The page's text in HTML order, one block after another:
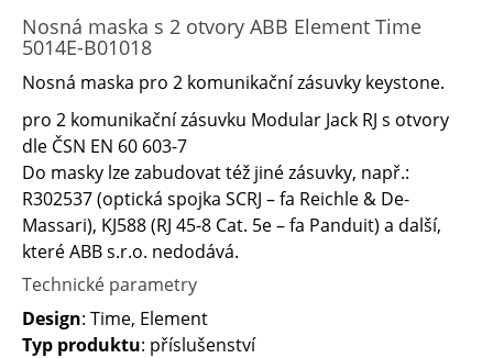
Nosná maska s 2 otvory ABB Element Time
5014E-B01018
Nosná maska pro 2 komunikační zásuvky keystone.
pro 2 komunikační zásuvku Modular Jack RJ s otvory
dle ČSN EN 60 603-7
Do masky lze zabudovat též jiné zásuvky, např.:
R302537 (optická spojka SCRJ – fa Reichle & De-
Massari), KJ588 (RJ 45-8 Cat. 5e – fa Panduit) a další,
které ABB s.r.o. nedodává.
Technické parametry
Design: Time, Element
Typ produktu: příslušenství